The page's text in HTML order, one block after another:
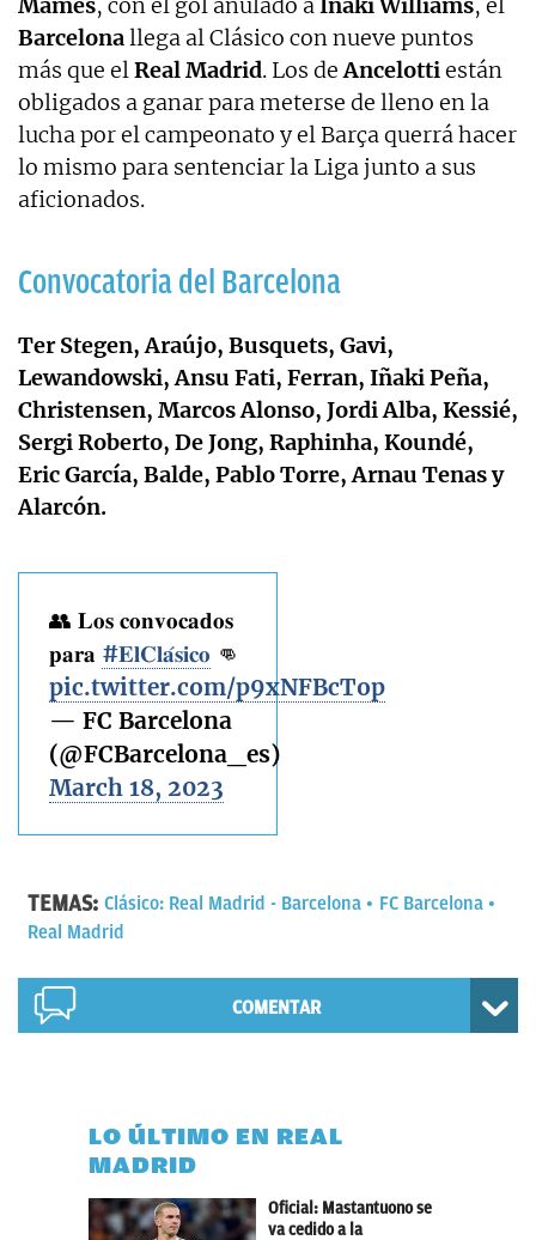
Barcelonallega al Clásico con nueve puntos
más que elReal Madrid. Los deAncelottiestán
obligados a ganar para meterse de lleno en la
lucha por el campeonato y el Barça querrá hacer
lo mismo para sentenciar la Liga junto a sus
aficionados.
Convocatoria del Barcelona
Ter Stegen, Araújo, Busquets, Gavi,
Lewandowski, Ansu Fati, Ferran, Iñaki Peña,
Christensen, Marcos Alonso, Jordi Alba, Kessié,
Sergi Roberto, De Jong, Raphinha, Koundé,
Eric García, Balde, Pablo Torre, Arnau Tenas y
Alarcón.
👥 𝐋𝐨𝐬 𝐜𝐨𝐧𝐯𝐨𝐜𝐚𝐝𝐨𝐬
𝐩𝐚𝐫𝐚 #𝐄𝐥𝐂𝐥𝐚́𝐬𝐢𝐜𝐨 👊
pic.twitter.com/p9xNFBcTop
— FC Barcelona
(@FCBarcelona_es)
March 18, 2023
TEMAS: Clásico: Real Madrid - Barcelona
FC Barcelona
Real Madrid
COMENTAR
LO ÚLTIMO EN REAL
MADRID
Oficial: Mastantuono se
va cedido a la